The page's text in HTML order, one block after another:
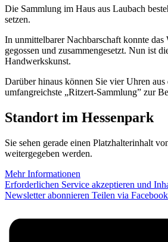
Die Sammlung im Haus aus Laubach
setzen.
In unmittelbarer Nachbarschaft konnte
gegossen und zusammengesetzt. Nun ist
Handwerkskunst.
Darüber hinaus können Sie vier Uhren
umfangreichste „Ritzert-Sammlung” zur
Standort im Hessenpark
Sie sehen gerade einen Platzhalterinhalt
weitergegeben werden.
Mehr Informationen
Erforderlichen Service akzeptieren und
Newsletter abonnieren Teilen via Facebook